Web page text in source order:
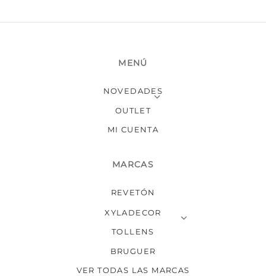
MENÚ
NOVEDADES
OUTLET
MI CUENTA
MARCAS
REVETÓN
XYLADECOR
TOLLENS
BRUGUER
VER TODAS LAS MARCAS